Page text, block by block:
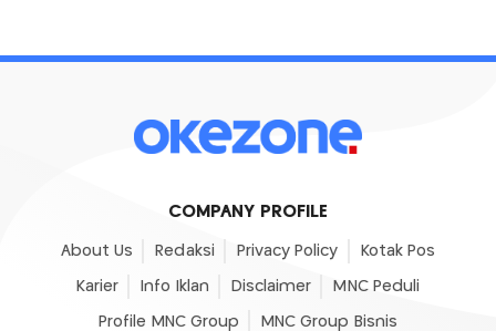
COMPANY PROFILE
About Us Redaksi Privacy Policy Kotak Pos
Karier Info Iklan Disclaimer MNC Peduli
Profile MNC Group MNC Group Bisnis